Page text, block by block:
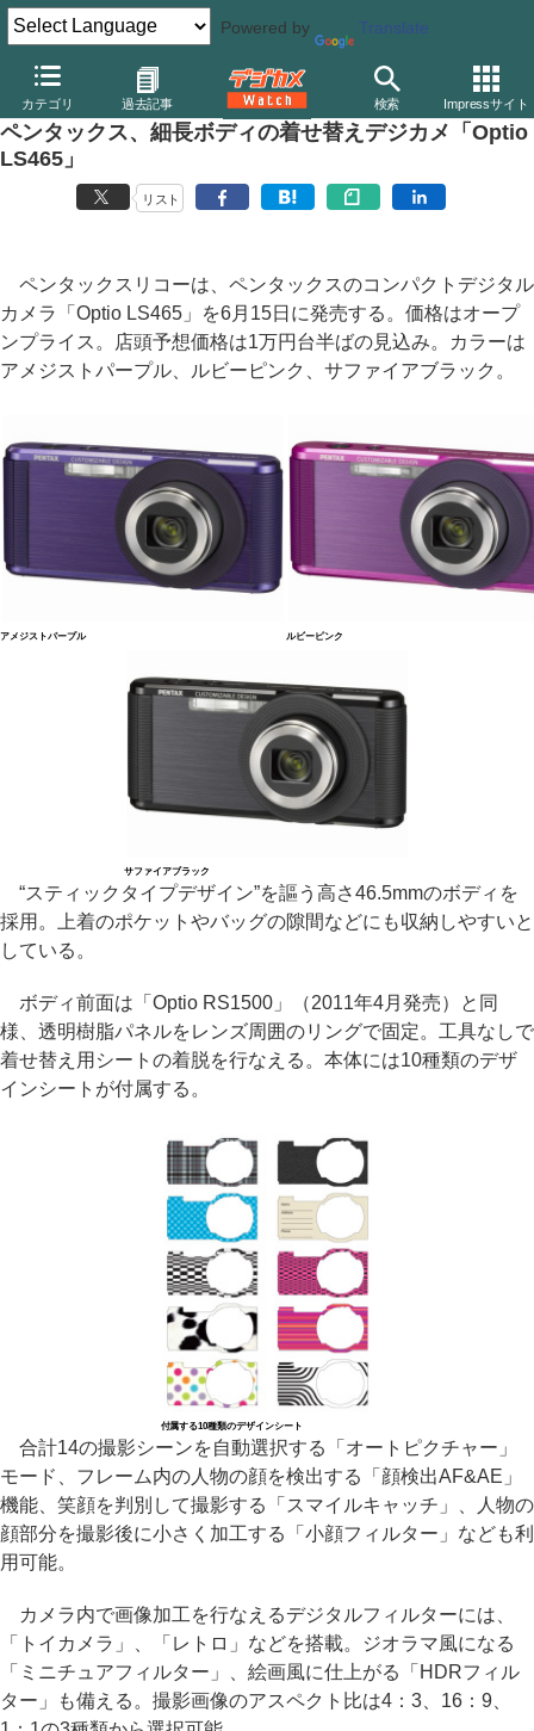
Powered by Translate
カテゴリ 過去記事 検索 Impressサイト
デジカメ Watch カメラ レンズ一体型（コンパクト）カメラ ペ
ペンタックス、細長ボディの着せ替えデジカメ「Optio
LS465」
リスト
ペンタックスリコーは、ペンタックスのコンパクトデジタル
カメラ「Optio LS465」を6月15日に発売する。価格はオープ
ンプライス。店頭予想価格は1万円台半ばの見込み。カラーは
アメジストパープル、ルビーピンク、サファイアブラック。
アメジストパープル ルビーピンク
サファイアブラック
“スティックタイプデザイン”を謳う高さ46.5mmのボディを
採用。上着のポケットやバッグの隙間などにも収納しやすいと
している。
ボディ前面は「Optio RS1500」（2011年4月発売）と同
様、透明樹脂パネルをレンズ周囲のリングで固定。工具なしで
着せ替え用シートの着脱を行なえる。本体には10種類のデザ
インシートが付属する。
付属する10種類のデザインシート
合計14の撮影シーンを自動選択する「オートピクチャー」
モード、フレーム内の人物の顔を検出する「顔検出AF&AE」
機能、笑顔を判別して撮影する「スマイルキャッチ」、人物の
顔部分を撮影後に小さく加工する「小顔フィルター」なども利
用可能。
カメラ内で画像加工を行なえるデジタルフィルターには、
「トイカメラ」、「レトロ」などを搭載。ジオラマ風になる
「ミニチュアフィルター」、絵画風に仕上がる「HDRフィル
ター」も備える。撮影画像のアスペクト比は4：3、16：9、